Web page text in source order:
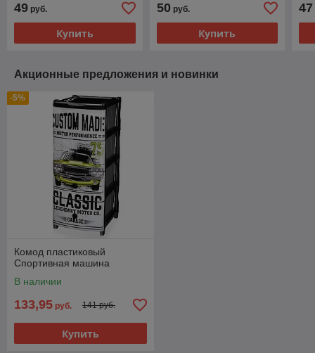
49 руб.
Купить
50руб.
Купить
47
Акционные предложения и новинки
-5%
Комод пластиковый
Спортивная машина
В наличии
133,95 руб. 141 руб.
Купить